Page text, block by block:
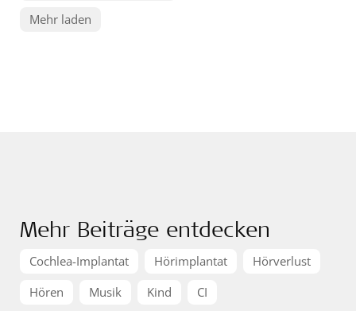
Mehr laden
Mehr Beiträge entdecken
Cochlea-Implantat Hörimplantat
Hörverlust
Hören
Musik Kind CI